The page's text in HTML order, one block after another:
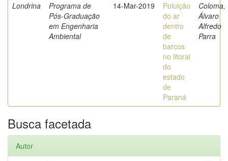
Londrina
Programa de
Pós-Graduação
em Engenharia
Ambiental
14-Mar-2019
Poluição
do ar
dentro
de
barcos
no litoral
do
estado
de
Paraná
Coloma,
Álvaro
Alfredo
Parra
Busca facetada
Autor